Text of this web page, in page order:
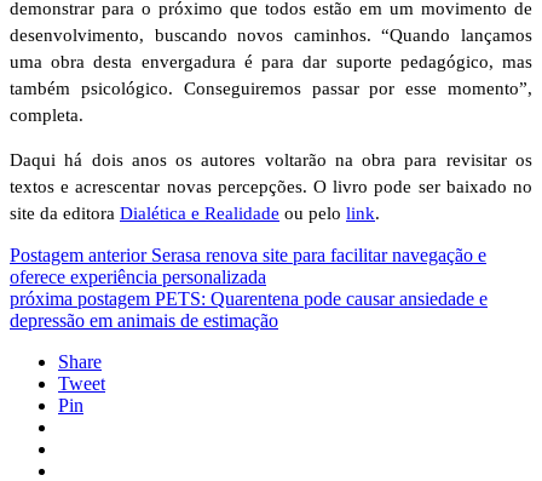
demonstrar para o próximo que todos estão em um movimento de
desenvolvimento, buscando novos caminhos. “Quando lançamos
uma obra desta envergadura é para dar suporte pedagógico, mas
também psicológico. Conseguiremos passar por esse momento”,
completa.
Daqui há dois anos os autores voltarão na obra para revisitar os
textos e acrescentar novas percepções. O livro pode ser baixado no
site da editora Dialética e Realidade ou pelo link.
Postagem anterior Serasa renova site para facilitar navegação e
oferece experiência personalizada
próxima postagem PETS: Quarentena pode causar ansiedade e
depressão em animais de estimação
Share
Tweet
Pin